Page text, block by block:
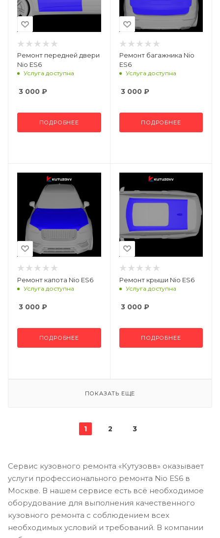
Ремонт передней двери
Nio ES6
Услуга доступна
3 000 ₽
ПОДРОБНЕЕ
Ремонт багажника Nio
ES6
Услуга доступна
3 000₽
ПОДРОБНЕЕ
Ремонт капота Nio ES6
Услуга доступна
3 000 ₽
ПОДРОБНЕЕ
Ремонт крыши Nio ES6
Услуга доступна
3 000₽
ПОДРОБНЕЕ
ПОКАЗАТЬ ЕЩЕ
1 2 3
Сервис кузовного ремонта «Кутузовв» оказывает
услуги профессионального ремонта Nio ES6 в
Москве. В нашем сервисе есть всё необходимое
оборудование для выполнения качественного
кузовного ремонта с соблюдением всех
необходимых условий и требований. В компании